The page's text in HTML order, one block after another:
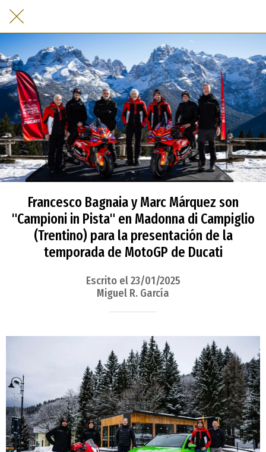
Francesco Bagnaia y Marc Márquez son
"Campioni in Pista" en Madonna di Campiglio
(Trentino) para la presentación de la
temporada de MotoGP de Ducati
Escrito el 23/01/2025
Miguel R. García